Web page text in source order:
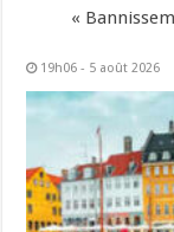
«
19h06 - 5 août 2026